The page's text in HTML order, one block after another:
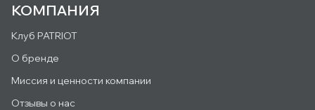
КОМПАНИЯ
Клуб PATRIOT
О бренде
Миссия и ценности компании
Отзывы о нас